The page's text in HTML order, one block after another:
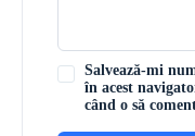
Salvează-mi
în acest
când o să